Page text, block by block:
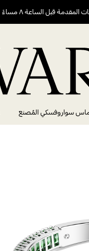
قبل الساعة ٨ مساءً
سواروفسكي المُصنع